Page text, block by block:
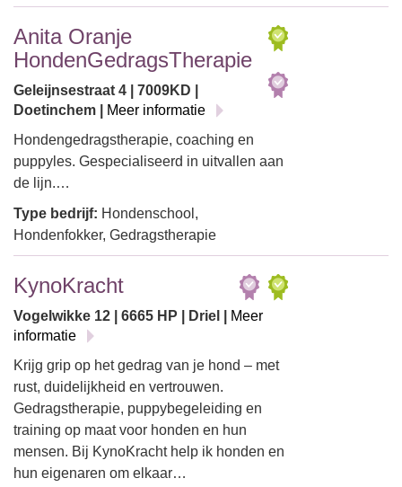
Anita Oranje
HondenGedragsTherapie
Geleijnsestraat 4 | 7009KD |
Doetinchem |
Meer informatie
Hondengedragstherapie, coaching en
puppyles. Gespecialiseerd in uitvallen aan
de lijn.…
Type bedrijf: Hondenschool,
Hondenfokker, Gedragstherapie
KynoKracht
Vogelwikke 12 | 6665 HP | Driel |
Meer
informatie
Krijg grip op het gedrag van je hond – met
rust, duidelijkheid en vertrouwen.
Gedragstherapie, puppybegeleiding en
training op maat voor honden en hun
mensen. Bij KynoKracht help ik honden en
hun eigenaren om elkaar…